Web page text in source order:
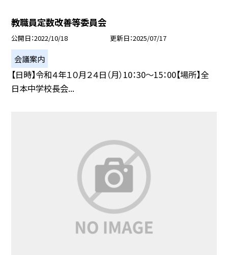
教職員定数改善等委員会
公開日 2022/10/18 更新日 2025/07/17
会議案内
【日時】令和４年１０月２４日（月）10：30〜15：00【場所】全
日本中学校長会...